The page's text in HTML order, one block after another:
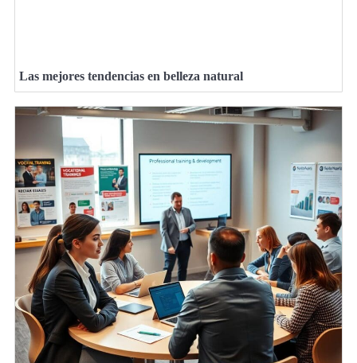
Las mejores tendencias en belleza natural